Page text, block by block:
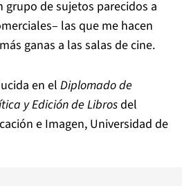
de sujetos parecidos a
las que me hacen
ganas a las salas de cine.
en el Diplomado de
y Edición de Librosdel
e Imagen, Universidad de